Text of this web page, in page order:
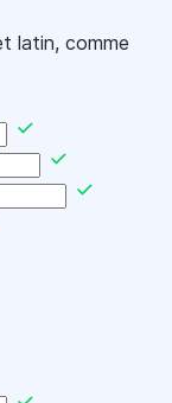
latin, comme